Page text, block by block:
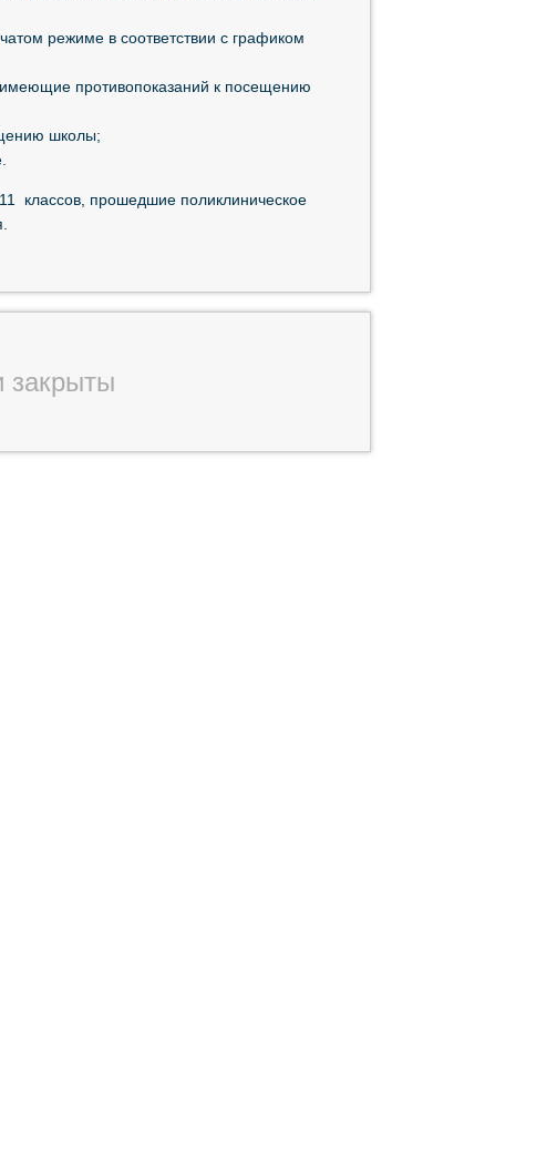
режиме в соответствии с графиком
противопоказаний к посещению
школы;
классов, прошедшие поликлиническое
закрыты